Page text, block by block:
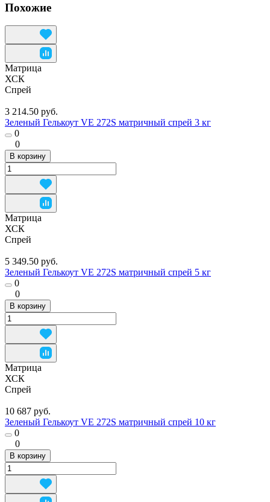
Похожие
Матрица
ХСК
Спрей
3 214.50 руб.
Зеленый Гелькоут VE 272S матричный спрей 3 кг
0
0
В корзину
Матрица
ХСК
Спрей
5 349.50 руб.
Зеленый Гелькоут VE 272S матричный спрей 5 кг
0
0
В корзину
Матрица
ХСК
Спрей
10 687 руб.
Зеленый Гелькоут VE 272S матричный спрей 10 кг
0
0
В корзину